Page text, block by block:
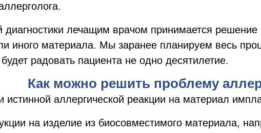
диагностики лечащим врачом принимается
иного материала. Мы заранее планируем весь
будет радовать пациента не одно десятилетие.
Как можно решить проблему
истинной аллергической реакции на материал
на изделие из биосовместимого материала,